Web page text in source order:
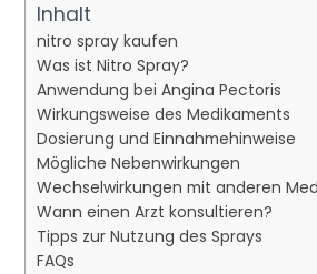
Inhalt
nitro spray kaufen
Was ist Nitro Spray?
Anwendung bei Angina Pectoris
Wirkungsweise des Medikaments
Dosierung und Einnahmehinweise
Mögliche Nebenwirkungen
Wechselwirkungen mit anderen
Wann einen Arzt konsultieren?
Tipps zur Nutzung des Sprays
FAQs